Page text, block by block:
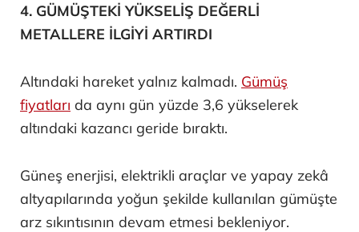
4. GÜMÜŞTEKİ YÜKSELİŞ DEĞERLİ
METALLERE İLGİYİ ARTIRDI
Altındaki hareket yalnız kalmadı. Gümüş
fiyatları da aynı gün yüzde 3,6 yükselerek
altındaki kazancı geride bıraktı.
Güneş enerjisi, elektrikli araçlar ve yapay zekâ
altyapılarında yoğun şekilde kullanılan gümüşte
arz sıkıntısının devam etmesi bekleniyor.